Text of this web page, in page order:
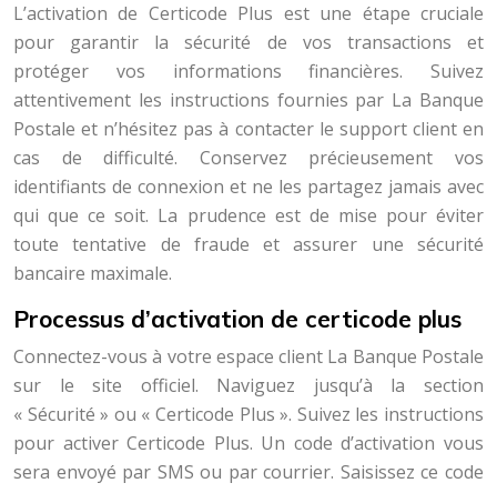
L’activation de Certicode Plus est une étape cruciale
pour garantir la sécurité de vos transactions et
protéger vos informations financières. Suivez
attentivement les instructions fournies par La Banque
Postale et n’hésitez pas à contacter le support client en
cas de difficulté. Conservez précieusement vos
identifiants de connexion et ne les partagez jamais avec
qui que ce soit. La prudence est de mise pour éviter
toute tentative de fraude et assurer une sécurité
bancaire maximale.
Processus d’activation de certicode plus
Connectez-vous à votre espace client La Banque Postale
sur le site officiel. Naviguez jusqu’à la section
« Sécurité » ou « Certicode Plus ». Suivez les instructions
pour activer Certicode Plus. Un code d’activation vous
sera envoyé par SMS ou par courrier. Saisissez ce code